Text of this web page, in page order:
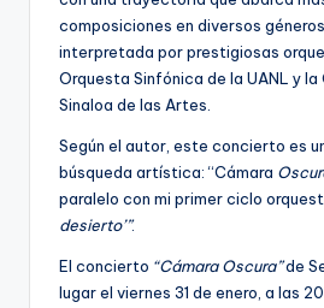
composiciones en diversos
interpretada por prestigiosas
Orquesta Sinfónica de la UANL y
Sinaloa de las Artes.
Según el autor, este concierto es
búsqueda artística: “Cámara
paralelo con mi primer ciclo
desierto’”.
El concierto “Cámara Oscura”de
lugar el viernes 31 de enero, a las